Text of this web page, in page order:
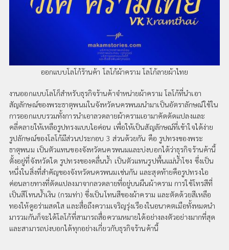
ออกแบบโลโก้ร้านค้า โลโก้ผ้าคราม โลโก้ลายผ้าไทย
งานออกแบบโลโก็สำหรับธุรกิจร้านค้าจำหน่ายผ้าคราม โลโก้ที่นำเอา
สัญลักษณ์ของพระธาตุพนมในจังหวัดนครพนมนำมาเป็นอัตราลักษณ์ใช้ใน
การออกแบบรวมทั้งการนำเอาลวดลายผ้าครามเอามาคัดดัดแปลงและ
คลี่คลายให้เหลือรูปทรงแบบไอค่อน เพื่อให้เป็นสัญลักษณ์ที่เข้าใจได้ง่าย
รูปลักษณ์ของโลโก้มีส่วนประกอบ 3 ส่วนด้วยกัน คือ รูปทรงของพระ
ธาตุพนม เป็นตัวแทนของจังหวัดนครพนมและบ่งบอกได้ว่าธุรกิจร้านค้านี้
ตั้งอยู่ที่จังหวัดใด รูปทรงของคลื่นน้ำ เป็นตัวแทนรูปพื้นแม่น้ำโขง ซึ่งเป็น
หนึ่งในสิ่งที่สำคัญของจังหวัดนครพนมเช่นกัน และสุดท้ายคือรูปทรงไอ
ค่อนลายทางที่ดัดแปลงมาจากลวดลายที่อยู่บนผืนผ้าคราม การใช้โทรสีที่
เป็นสีโทนน้ำเงิน (กรมท่า) ซึ่งเป็นโทนสีของผ้าคราม และตัดด้วยสีเหลือ
ทองให้ดูอร่ามสดใส และสื่อถึงความเจริญรุ่งเรืองในอนาคตเมือทั้งหมดนำ
มารวมกันก็จะได้โลโก้ที่สามารถสื่อความหมายได้อย่างลงตัวอย่างมากที่สุด
และสามารถบ่งบอกได้ทุกอย่างเกี่ยวกับธุรกิจร้านค้านี้